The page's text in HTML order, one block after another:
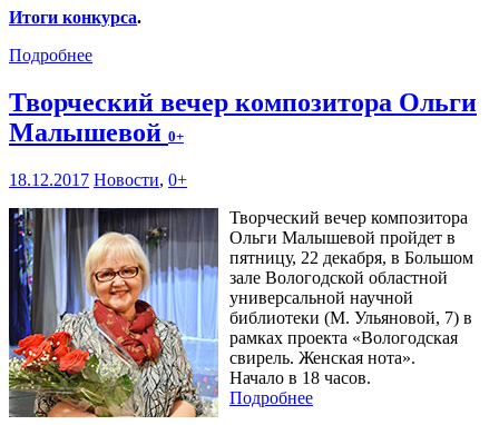
Итоги конкурса.
Подробнее
Творческий вечер композитора Ольги
Малышевой 0+
18.12.2017 Новости, 0+
Творческий вечер композитора
Ольги Малышевой пройдет в
пятницу, 22 декабря, в Большом
зале Вологодской областной
универсальной научной
библиотеки (М. Ульяновой, 7) в
рамках проекта «Вологодская
свирель. Женская нота».
Начало в 18 часов.
Подробнее